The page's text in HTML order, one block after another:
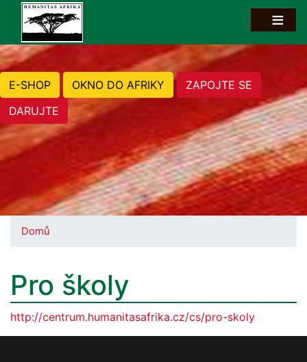
E-SHOP OKNO DO AFRIKY
ZAPOJTE SE
DARUJTE
Domů
Pro školy
http://centrum.humanitasafrika.cz/cs/pro-skoly